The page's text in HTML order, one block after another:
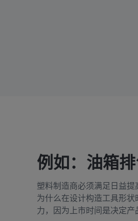
例如：油箱
塑料制造商必须满足日益
为什么在设计构造工具形
力，因为上市时间是决定产